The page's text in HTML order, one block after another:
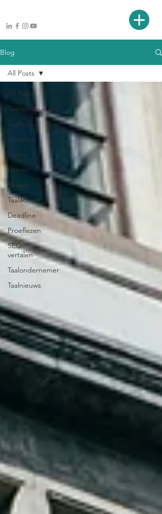
Blog
All Posts
Taalvernieuwing
Taalhulp
Vertaling
Tolken
Literair
Revisie
Taaladvies
Deadline
Proeflezen
SEO-
vertalen
Taalondernemer
Taalnieuws
All Posts